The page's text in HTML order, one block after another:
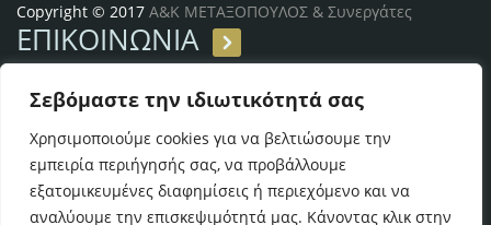
Σεβόμαστε την ιδιωτικότητά σας
Χρησιμοποιούμε cookies για να βελτιώσουμε την
εμπειρία περιήγησής σας, να προβάλλουμε
εξατομικευμένες διαφημίσεις ή περιεχόμενο και να
αναλύουμε την επισκεψιμότητά μας. Κάνοντας κλικ στην
Copyright © 2017 Α&Κ ΜΕΤΑΞΟΠΟΥΛΟΣ & Συνεργάτες
ΕΠΙΚΟΙΝΩΝΙΑ
Τηλ: (+30) 210 7257614, 7257611
Fax: (+30) 210 7297610
email:metaxopoulos@metaxopouloslaw.gr